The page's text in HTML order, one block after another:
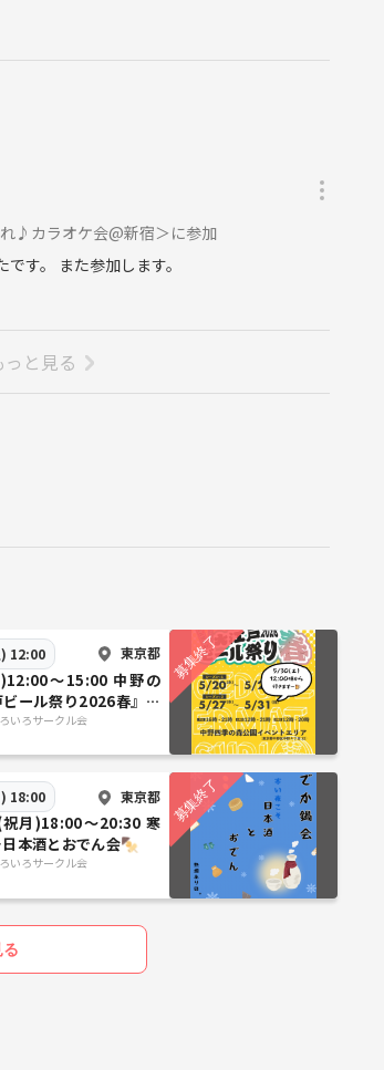
♪カラオケ会@新宿＞に参加
す。 また参加します。
と見る
12:00 東京都
〜15:00 中野の
ビール祭り2026春』に
いろサークル会
18:00 東京都
月)18:00〜20:30 寒
本酒とおでん会🍢
いろサークル会